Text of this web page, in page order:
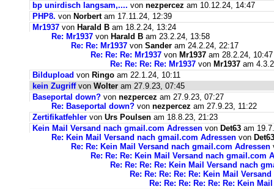
bp unirdisch langsam,.... von nezpercez am 10.12.24, 14:47
PHP8. von Norbertam 17.11.24, 12:39
Mr1937 von Harald B am 18.2.24, 13:24
Re: Mr1937 von Harald B am 23.2.24, 13:58
Re: Re: Mr1937 von Sander am 24.2.24, 22:17
Re: Re: Re: Mr1937 von Mr1937 am 28.2.24, 10:47
Re: Re: Re: Re: Mr1937 von Mr1937 am
Bildupload von Ringo am 22.1.24, 10:11
kein Zugriffvon Wolter am 27.9.23, 07:45
Baseportal down? von nezpercez am 27.9.23, 07:27
Re: Baseportal down? von nezpercez am 27.9.23, 11:22
Zertifikatfehler von Urs Poulsen am 18.8.23, 21:23
Kein Mail Versand nach gmail.com Adressen von Det63 am
Re: Kein Mail Versand nach gmail.com Adressen von Det63
Re: Re: Kein Mail Versand nach gmail.com Adressen
Re: Re: Re: Kein Mail Versand nach gmail.com
Re: Re: Re: Re: Kein Mail Versand nach
Re: Re: Re: Re: Re: Kein Mail
Re: Re: Re: Re: Re: Re: Kein